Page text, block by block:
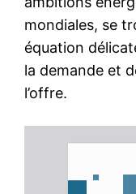
Insight
Formules
mondiales, se
équation
la demande et
l’offre.